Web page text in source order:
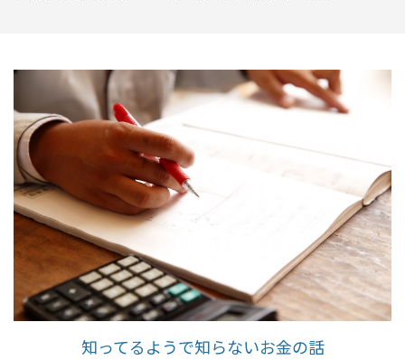
知ってるようで知らないお金の話